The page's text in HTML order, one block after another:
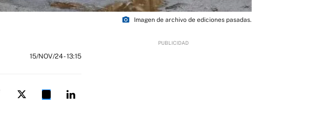
photo_camera Imagen de archivo de ediciones pasadas.
15/NOV/24- 13:15